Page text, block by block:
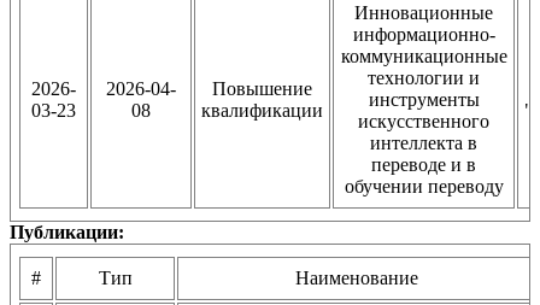
2026-
03-23
2026-04-
08
Повышение
квалификации
Инновационные
информационно-
коммуникационные
технологии и
инструменты
искусственного
интеллекта в
переводе и в
обучении переводу
Публикации:
# Тип Наименование